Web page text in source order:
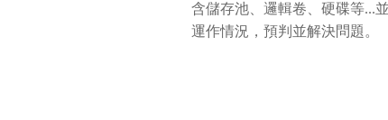
含儲存池、邏輯卷、硬碟等...
運作情況，預判並解決問題。